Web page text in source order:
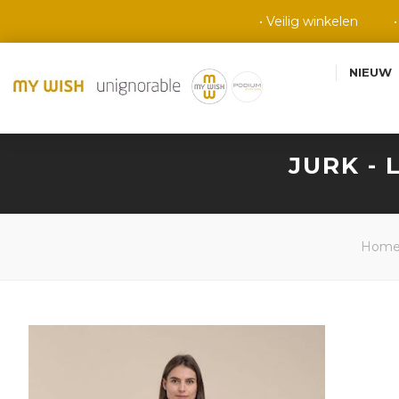
• Veilig winkelen
NIEUW
JURK -